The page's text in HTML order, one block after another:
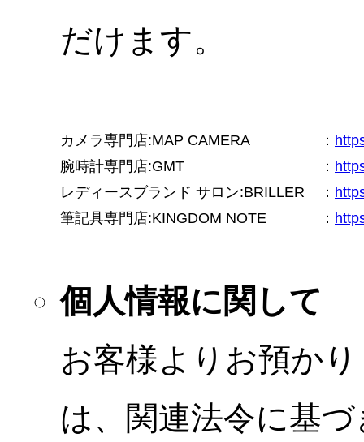
だけます。
カメラ専門店:MAP CAMERA ：
腕時計専門店:GMT
：
レディースブランド サロン:BRILLER
：
筆記具専門店:KINGDOM NOTE
：
個人情報に関して
お客様よりお預か
は、関連法令に基